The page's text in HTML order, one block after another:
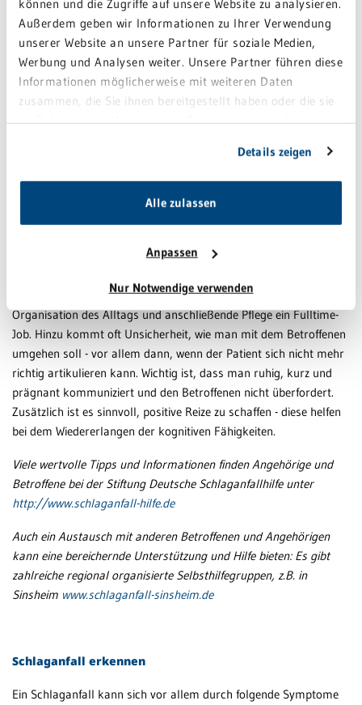
Außerdem geben wir Informationen zu Ihrer Verwendung
unserer Website an unsere Partner für soziale Medien,
Werbung und Analysen weiter. Unsere Partner führen diese
Informationen möglicherweise mit weiteren Daten
zusammen, die Sie ihnen bereitgestellt haben oder die sie
im Rahmen Ihrer Nutzung der Dienste gesammelt haben.
Details zeigen
Alle zulassen
Anpassen
Nur Notwendige verwenden
ist besonders wichtig für geriatrische Patienten, denn eine unnötig
lange Immobilisierung ist für sie „Gift““, sagt Dr. Lenhard.
Infos zur Schlaganfall-Station der GRN-Klinik Sinsheim:
https://www.grn.de/sinsheim/klinik/neurologie/schlaganfall
https://www.schlaganfall-hilfe.de/de/das-tun-
wir/aktivitaeten/tag-gegen-den-schlaganfall
Für viele Angehörige, die einen Betroffenen pflegen, ist die
Organisation des Alltags und anschließende Pflege ein Fulltime-
Job. Hinzu kommt oft Unsicherheit, wie man mit dem Betroffenen
umgehen soll - vor allem dann, wenn der Patient sich nicht mehr
richtig artikulieren kann. Wichtig ist, dass man ruhig, kurz und
prägnant kommuniziert und den Betroffenen nicht überfordert.
Zusätzlich ist es sinnvoll, positive Reize zu schaffen - diese helfen
bei dem Wiedererlangen der kognitiven Fähigkeiten.
Viele wertvolle Tipps und Informationen finden Angehörige und
Betroffene bei der Stiftung Deutsche Schlaganfallhilfe unter
http://www.schlaganfall-hilfe.de
Auch ein Austausch mit anderen Betroffenen und Angehörigen
kann eine bereichernde Unterstützung und Hilfe bieten: Es gibt
zahlreiche regional organisierte Selbsthilfegruppen, z.B. in
Sinsheim www.schlaganfall-sinsheim.de
Schlaganfall erkennen
Ein Schlaganfall kann sich vor allem durch folgende Symptome